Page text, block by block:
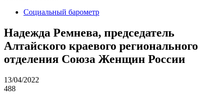
Социальный барометр
Надежда Ремнева, председатель
Алтайского краевого регионального
отделения Союза Женщин России
13/04/2022
488